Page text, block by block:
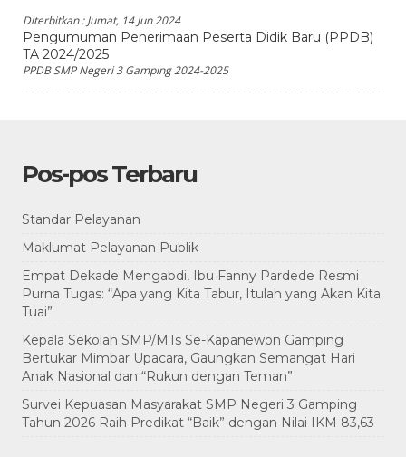
Diterbitkan :Jumat, 14 Jun 2024
Pengumuman Penerimaan Peserta Didik Baru (PPDB)
TA 2024/2025
PPDB SMP Negeri 3 Gamping 2024-2025
Pos-pos Terbaru
Standar Pelayanan
Maklumat Pelayanan Publik
Empat Dekade Mengabdi, Ibu Fanny Pardede Resmi
Purna Tugas: “Apa yang Kita Tabur, Itulah yang Akan Kita
Tuai”
Kepala Sekolah SMP/MTs Se-Kapanewon Gamping
Bertukar Mimbar Upacara, Gaungkan Semangat Hari
Anak Nasional dan “Rukun dengan Teman”
Survei Kepuasan Masyarakat SMP Negeri 3 Gamping
Tahun 2026 Raih Predikat “Baik” dengan Nilai IKM 83,63